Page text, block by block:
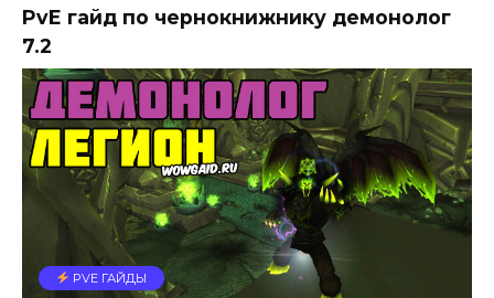
PvE гайд по чернокнижнику демонолог
7.2
PVE ГАЙДЫ